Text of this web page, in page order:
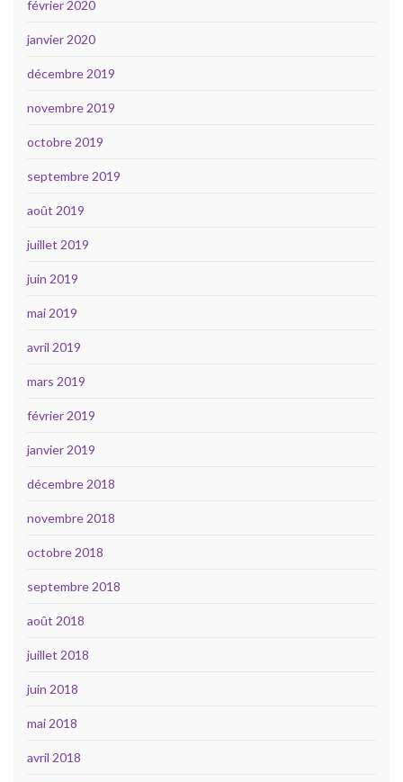
février 2020
janvier 2020
décembre 2019
novembre 2019
octobre 2019
septembre 2019
août 2019
juillet 2019
juin 2019
mai 2019
avril 2019
mars 2019
février 2019
janvier 2019
décembre 2018
novembre 2018
octobre 2018
septembre 2018
août 2018
juillet 2018
juin 2018
mai 2018
avril 2018